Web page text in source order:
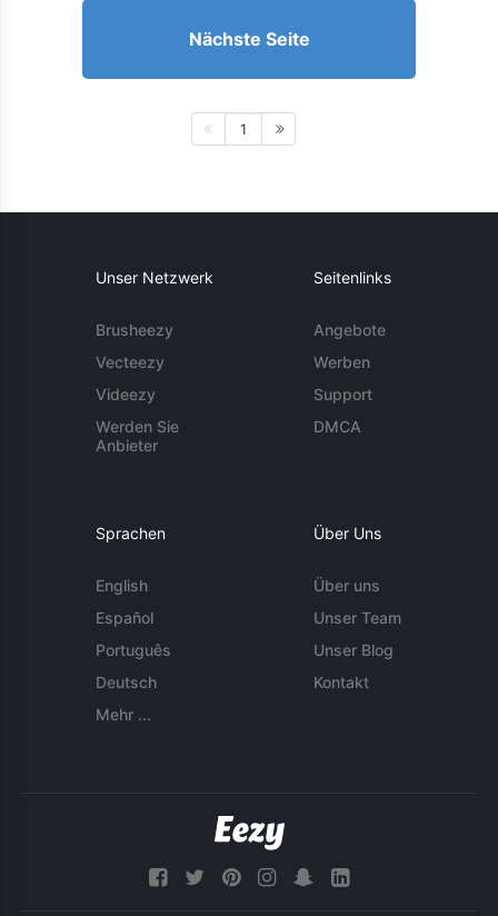
Nächste Seite
1
Unser Netzwerk
Brusheezy
Vecteezy
Videezy
Werden Sie
Anbieter
Seitenlinks
Angebote
Werben
Support
DMCA
Sprachen
English
Español
Português
Deutsch
Mehr ...
Über Uns
Über uns
Unser Team
Unser Blog
Kontakt